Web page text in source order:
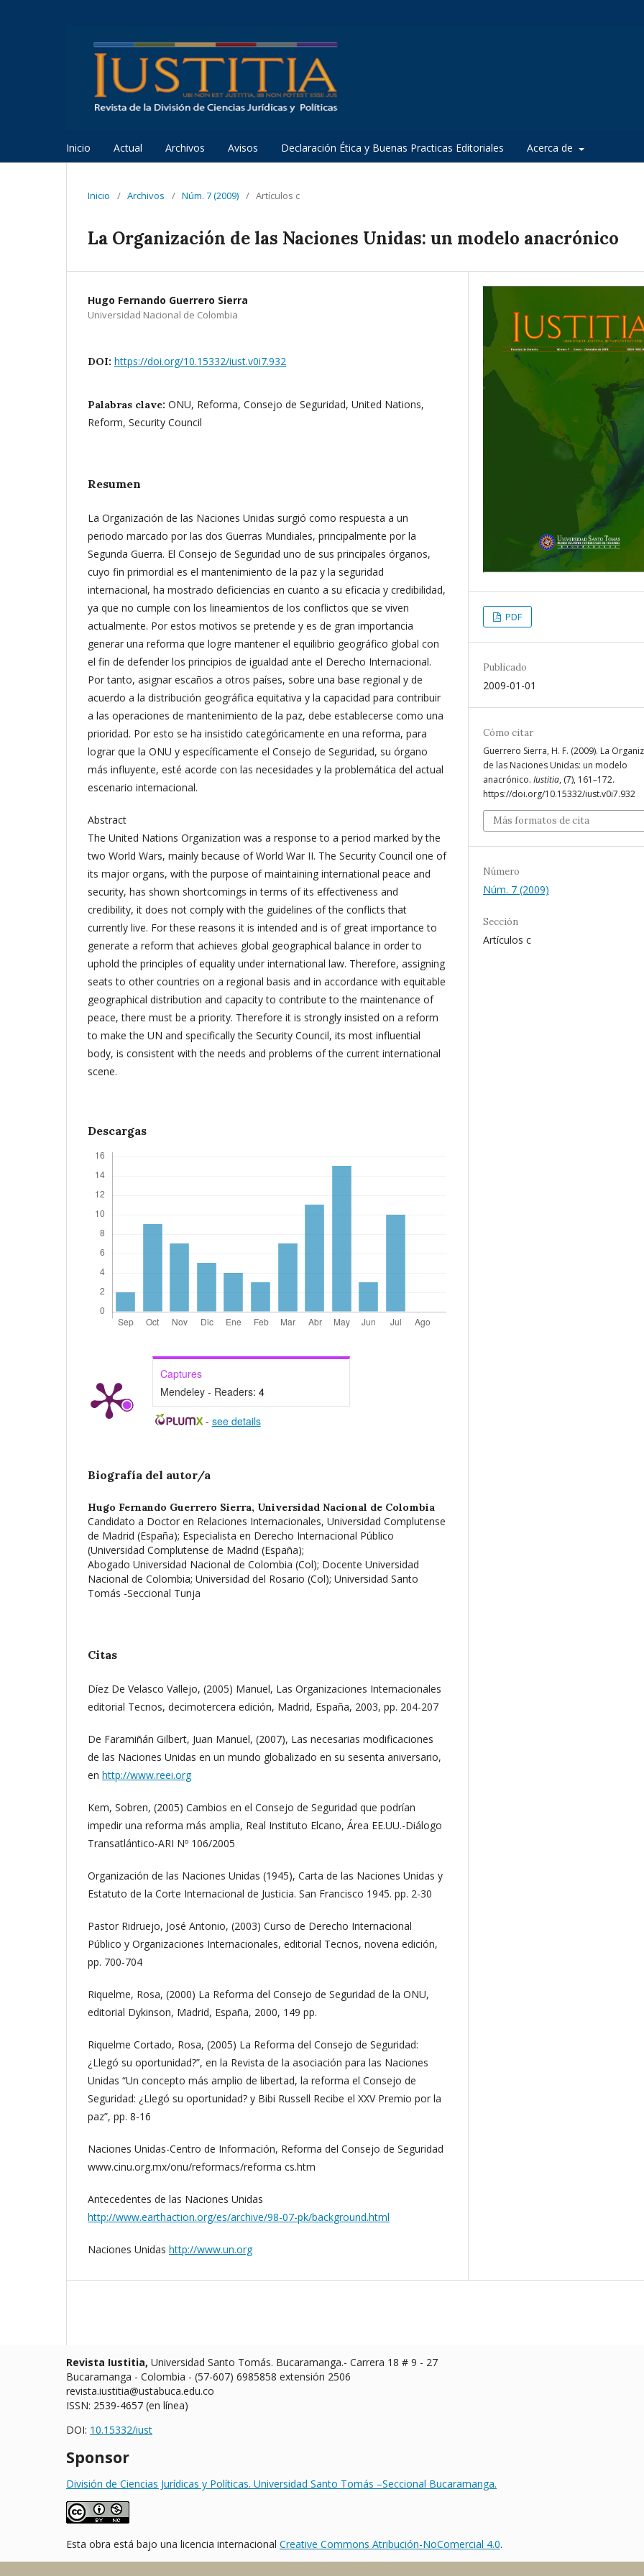
Inicio Actual Archivos Avisos Declaración Ética y Buenas Practicas Editoriales Acerca de
Inicio / Archivos / Núm. 7 (2009) / Artículos c
La Organización de las Naciones Unidas: un modelo anacrónico
Hugo Fernando Guerrero Sierra
Universidad Nacional de Colombia
DOI: https://doi.org/10.15332/iust.v0i7.932
Palabras clave: ONU, Reforma, Consejo de Seguridad, United Nations,
Reform, Security Council
Resumen
La Organización de las Naciones Unidas surgió como respuesta a un
periodo marcado por las dos Guerras Mundiales, principalmente por la
Segunda Guerra. El Consejo de Seguridad uno de sus principales órganos,
cuyo fin primordial es el mantenimiento de la paz y la seguridad
internacional, ha mostrado deficiencias en cuanto a su eficacia y credibilidad,
ya que no cumple con los lineamientos de los conflictos que se viven
actualmente. Por estos motivos se pretende y es de gran importancia
generar una reforma que logre mantener el equilibrio geográfico global con
el fin de defender los principios de igualdad ante el Derecho Internacional.
Por tanto, asignar escaños a otros países, sobre una base regional y de
acuerdo a la distribución geográfica equitativa y la capacidad para contribuir
a las operaciones de mantenimiento de la paz, debe establecerse como una
prioridad. Por esto se ha insistido categóricamente en una reforma, para
lograr que la ONU y específicamente el Consejo de Seguridad, su órgano
más influyente, esté acorde con las necesidades y la problemática del actual
escenario internacional.
Abstract
The United Nations Organization was a response to a period marked by the
two World Wars, mainly because of World War II. The Security Council one of
its major organs, with the purpose of maintaining international peace and
security, has shown shortcomings in terms of its effectiveness and
credibility, it does not comply with the guidelines of the conflicts that
currently live. For these reasons it is intended and is of great importance to
generate a reform that achieves global geographical balance in order to
uphold the principles of equality under international law. Therefore, assigning
seats to other countries on a regional basis and in accordance with equitable
geographical distribution and capacity to contribute to the maintenance of
peace, there must be a priority. Therefore it is strongly insisted on a reform
to make the UN and specifically the Security Council, its most influential
body, is consistent with the needs and problems of the current international
scene.
Descargas
Captures
Mendeley - Readers: 4
- see details
Biografía del autor/a
Hugo Fernando Guerrero Sierra, Universidad Nacional de Colombia
Candidato a Doctor en Relaciones Internacionales, Universidad Complutense
de Madrid (España); Especialista en Derecho Internacional Público
(Universidad Complutense de Madrid (España);
Abogado Universidad Nacional de Colombia (Col); Docente Universidad
Nacional de Colombia; Universidad del Rosario (Col); Universidad Santo
Tomás -Seccional Tunja
Citas
Díez De Velasco Vallejo, (2005) Manuel, Las Organizaciones Internacionales
editorial Tecnos, decimotercera edición, Madrid, España, 2003, pp. 204-207
De Faramiñán Gilbert, Juan Manuel, (2007), Las necesarias modificaciones
de las Naciones Unidas en un mundo globalizado en su sesenta aniversario,
en http://www.reei.org
Kem, Sobren, (2005) Cambios en el Consejo de Seguridad que podrían
impedir una reforma más amplia, Real Instituto Elcano, Área EE.UU.-Diálogo
Transatlántico-ARI Nº 106/2005
Organización de las Naciones Unidas (1945), Carta de las Naciones Unidas y
Estatuto de la Corte Internacional de Justicia. San Francisco 1945. pp. 2-30
Pastor Ridruejo, José Antonio, (2003) Curso de Derecho Internacional
Público y Organizaciones Internacionales, editorial Tecnos, novena edición,
pp. 700-704
Riquelme, Rosa, (2000) La Reforma del Consejo de Seguridad de la ONU,
editorial Dykinson, Madrid, España, 2000, 149 pp.
Riquelme Cortado, Rosa, (2005) La Reforma del Consejo de Seguridad:
¿Llegó su oportunidad?”, en la Revista de la asociación para las Naciones
Unidas “Un concepto más amplio de libertad, la reforma el Consejo de
Seguridad: ¿Llegó su oportunidad? y Bibi Russell Recibe el XXV Premio por la
paz”, pp. 8-16
Naciones Unidas-Centro de Información, Reforma del Consejo de Seguridad
www.cinu.org.mx/onu/reformacs/reforma cs.htm
Antecedentes de las Naciones Unidas
http://www.earthaction.org/es/archive/98-07-pk/background.html
Naciones Unidas http://www.un.org
PDF
Publicado
2009-01-01
Cómo citar
Guerrero Sierra, H. F. (2009). La
de las Naciones Unidas: un modelo
anacrónico. Iustitia, (7), 161–172.
https://doi.org/10.15332/iust.v0i7.932
Más formatos de cita
Número
Núm. 7 (2009)
Sección
Artículos c
Revista Iustitia, Universidad Santo Tomás. Bucaramanga.- Carrera 18 # 9 - 27
Bucaramanga - Colombia - (57-607) 6985858 extensión 2506
revista.iustitia@ustabuca.edu.co
ISSN: 2539-4657 (en línea)
DOI: 10.15332/iust
Sponsor
División de Ciencias Jurídicas y Políticas. Universidad Santo Tomás –Seccional Bucaramanga.
Esta obra está bajo una licencia internacional Creative Commons Atribución-NoComercial 4.0.